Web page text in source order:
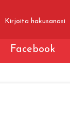
Facebook